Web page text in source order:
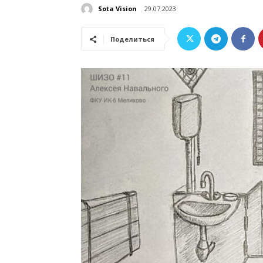
Sota Vision 29.07.2023
Поделиться